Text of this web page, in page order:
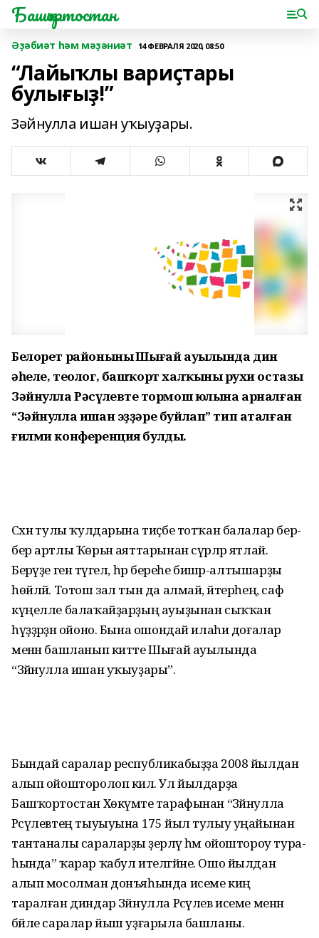
Башҡортостан
Әҙәбиәт һәм мәҙәниәт 14 ФЕВРАЛЯ 2020, 08:50
“Лайыҡлы вариҫтары
булығыҙ!”
Зәйнулла ишан уҡыуҙары.
Белорет районының Шығай ауылында дин
әһеле, теолог, башҡорт халҡының рухи остазы
Зәйнулла Рәсүлевтең тормош юлына арналған
“Зәйнулла ишан эҙҙәре буйлап” тип аталған
ғилми конференция булды.
Сәхнә тулы ҡулдарына тиҫбе тотҡан балалар бер-
бер артлы Ҡөрьән аяттарынан сүрәләр ятлай.
Берәүҙе генә түгел, һәр береһе бишәр-алтышарҙы
һөйләй. Тотош зал тын да алмай, әйтерһең, саф
күңелле балаҡайҙарҙың ауыҙынан сыҡҡан
һүҙҙәрҙән ойоно. Бына ошондай илаһи доғалар
менән башланып китте Шығай ауылында
“Зәйнулла ишан уҡыуҙары”.
Бындай саралар республика­быҙҙа 2008 йылдан
алып ойошторолоп килә. Ул йылдарҙа
Башҡортостан Хөкүмәте тарафынан “Зәйнулла
Рәсүлевтең ты­уыуына 175 йыл тулыу уңа­йынан
тантаналы сараларҙы әҙерләү һәм ойоштороу тура­
һында” ҡарар ҡабул ителгәйне. Ошо йылдан
алып мосолман донъяһында исеме киң
таралған диндар Зәйнулла Рәсүлев исеме менән
бәйле саралар йыш уҙғарыла башланы.